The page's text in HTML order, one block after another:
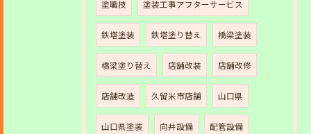
塗職技 塗装工事アフターサービス
鉄塔塗装 鉄塔塗り替え 橋梁塗装
橋梁塗り替え 店舗改装 店舗改修
店舗改造 久留米市店舗 山口県
山口県塗装 向井設備 配管設備